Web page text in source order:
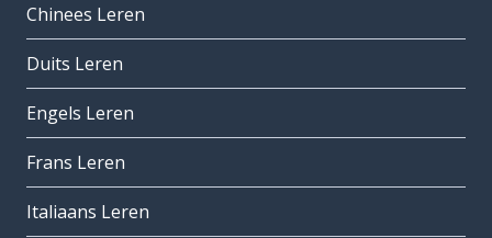
Chinees Leren
Duits Leren
Engels Leren
Frans Leren
Italiaans Leren